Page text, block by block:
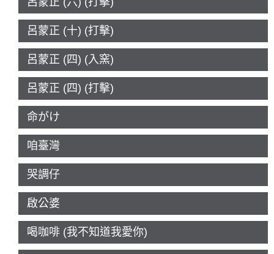
呂蒙正 (十) (打擊)
呂蒙正 (四) (入窯)
呂蒙正 (四) (打擊)
命がけ
咱臺灣
哭調仔
啟公婆
喝咖啡 (我不知道我愛你)